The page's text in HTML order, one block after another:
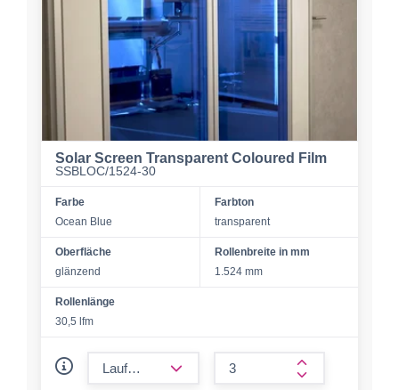
Solar Screen Transparent Coloured Film
SSBLOC/1524-30
Farbe
Ocean Blue
Farbton
transparent
Oberfläche
glänzend
Rollenbreite in mm
1.524 mm
Rollenlänge
30,5 lfm
form.increase-